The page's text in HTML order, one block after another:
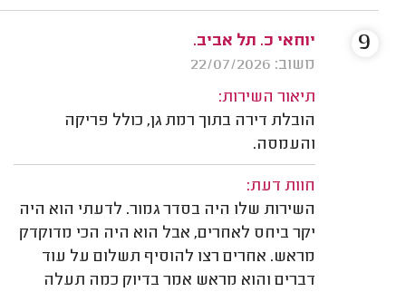
יוחאי כ. תל אביב.
משוב: 22/07/2026
תיאור השירות:
הובלת דירה בתוך רמת גן, כולל פריקה
והעמסה.
חוות דעת:
השירות שלו היה בסדר גמור. לדעתי הוא היה
יקר ביחס לאחרים, אבל הוא היה הכי מדוקדק
מראש. אחרים רצו להוסיף תשלום על עוד
דברים והוא מראש אמר בדיוק כמה תעלה
9